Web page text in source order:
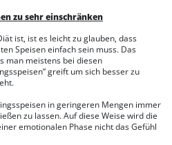
zu sehr einschränken
ist, ist es leicht zu glauben, dass
Speisen einfach sein muss. Das
man meistens bei diesen
greift um sich besser zu
in geringeren Mengen immer
zu lassen. Auf diese Weise wird die
emotionalen Phase nicht das Gefühl